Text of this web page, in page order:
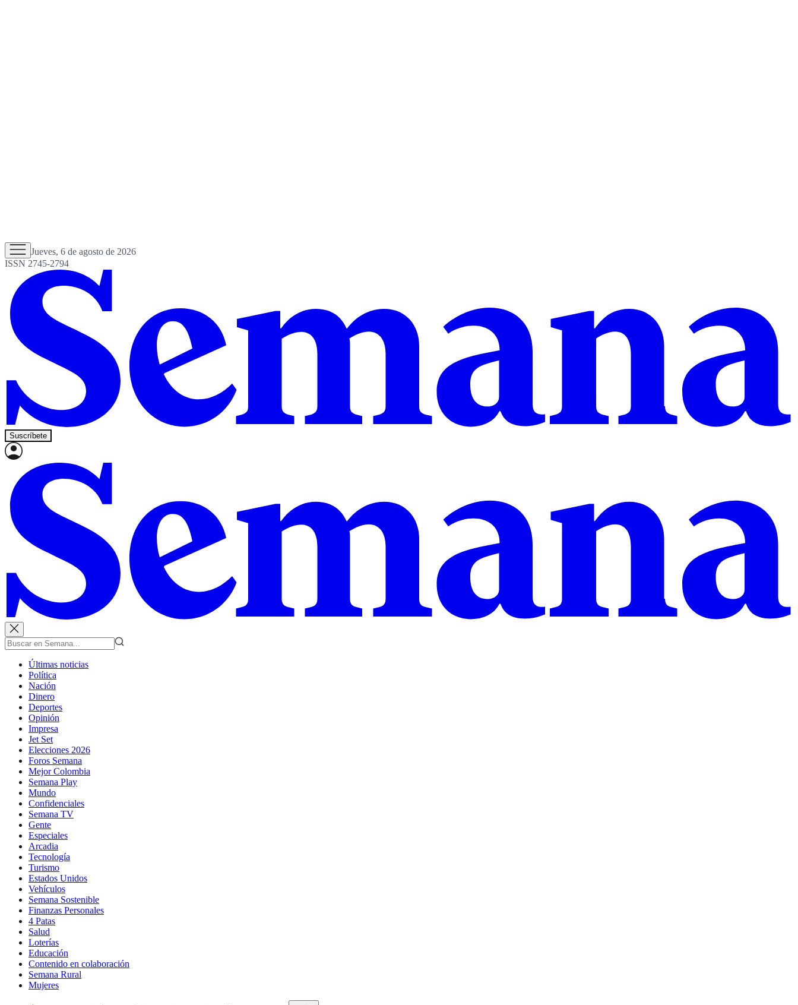
Jueves, 6 de agosto de 2026
ISSN 2745-2794
Suscríbete
Últimas noticias
Política
Nación
Dinero
Deportes
Opinión
Impresa
Jet Set
Elecciones 2026
Foros Semana
Mejor Colombia
Semana Play
Mundo
Confidenciales
Semana TV
Gente
Especiales
Arcadia
Tecnología
Turismo
Estados Unidos
Vehículos
Semana Sostenible
Finanzas Personales
4 Patas
Salud
Loterías
Educación
Contenido en colaboración
Semana Rural
Mujeres